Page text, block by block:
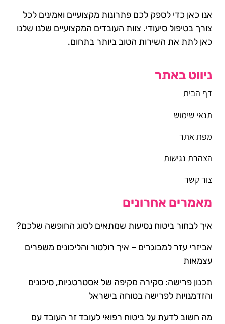
אנו כאן כדי לספק לכם פתרונות מקצועיים ואמינים לכל
צורך בטיפול סיעודי. צוות העובדים המקצועיים שלנו שלנו
כאן לתת את השירות הטוב ביותר בתחום.
ניווט באתר
דף הבית
תנאי שימוש
מפת אתר
הצהרת נגישות
צור קשר
מאמרים אחרונים
איך לבחור ביטוח נסיעות שמתאים לסוג החופשה שלכם?
אביזרי עזר למבוגרים – איך רולטור והליכונים משפרים
עצמאות
תכנון פרישה: סקירה מקיפה של אסטרטגיות, סיכונים
והזדמנויות לפרישה בטוחה בישראל
מה חשוב לדעת על ביטוח רפואי לעובד זר העובד עם